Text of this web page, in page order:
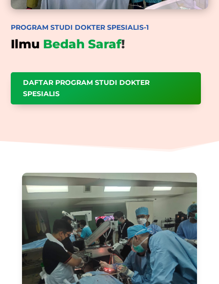
PROGRAM STUDI DOKTER SPESIALIS-1
Ilmu Bedah Saraf!
DAFTAR PROGRAM STUDI DOKTER
SPESIALIS